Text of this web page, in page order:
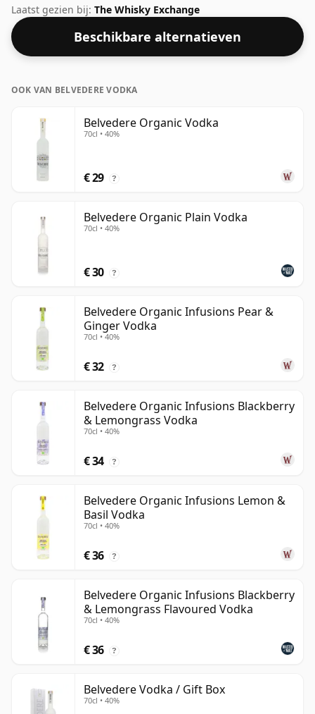
Laatst gezien bij: The Whisky Exchange
Beschikbare alternatieven
OOK VAN BELVEDERE VODKA
Belvedere Organic Vodka
70cl • 40%
€ 29 ?
Belvedere Organic Plain Vodka
70cl • 40%
€ 30 ?
Belvedere Organic Infusions Pear &
Ginger Vodka
70cl • 40%
€ 32 ?
Belvedere Organic Infusions Blackberry
& Lemongrass Vodka
70cl • 40%
€ 34 ?
Belvedere Organic Infusions Lemon &
Basil Vodka
70cl • 40%
€ 36 ?
Belvedere Organic Infusions Blackberry
& Lemongrass Flavoured Vodka
70cl • 40%
€ 36 ?
Belvedere Vodka / Gift Box
70cl • 40%